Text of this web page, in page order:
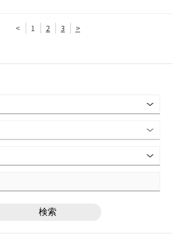
< 1 2 3 >